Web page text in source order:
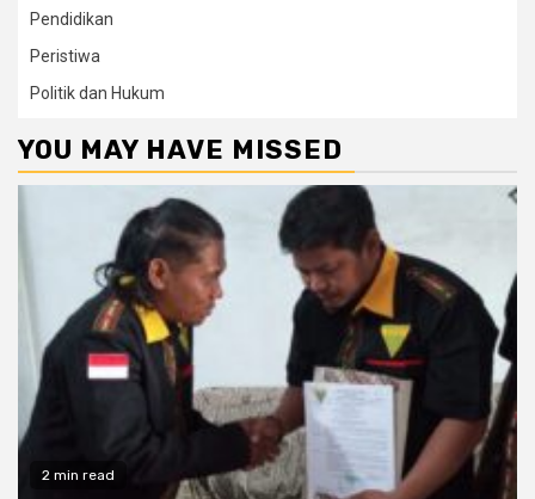
Pendidikan
Peristiwa
Politik dan Hukum
YOU MAY HAVE MISSED
2 min read